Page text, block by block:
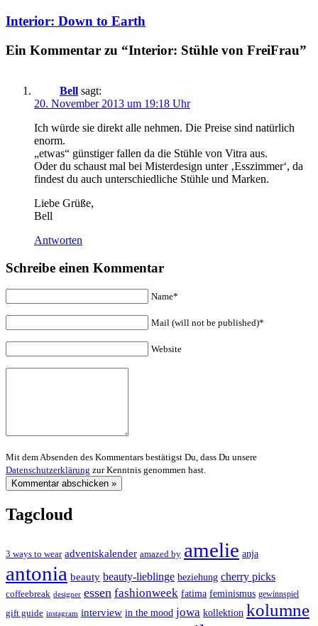
Interior: Down to Earth
Ein Kommentar zu “Interior: Stühle von FreiFrau”
Bell sagt:
20. November 2013 um 19:18 Uhr
Ich würde sie direkt alle nehmen. Die Preise sind natürlich
enorm.
„etwas“ günstiger fallen da die Stühle von Vitra aus.
Oder du schaust mal bei Misterdesign unter ‚Esszimmer‘, da
findest du auch unterschiedliche Stühle und Marken.
Liebe Grüße,
Bell
Antworten
Schreibe einen Kommentar
Name*
Mail (will not be published)*
Website
Mit dem Absenden des Kommentars bestätigst Du, dass Du unsere
Datenschutzerklärung zur Kenntnis genommen hast.
Tagcloud
3 ways to wear adventskalender amazed by amelie anja
antonia beauty beauty-lieblinge beziehung cherry picks
coffeebreak designer essen fashionweek fatima feminismus gewinnspiel
gift guide instagram interview in the mood jowa kollektion kolumne